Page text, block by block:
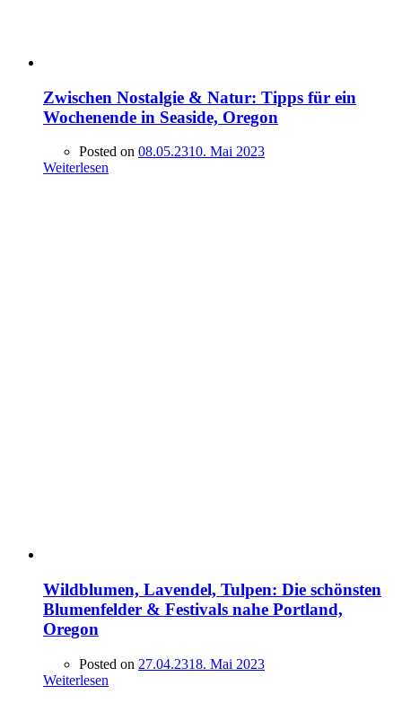
Zwischen Nostalgie & Natur: Tipps für ein
Wochenende in Seaside, Oregon
Posted on 08.05.2310. Mai 2023
Weiterlesen
Wildblumen, Lavendel, Tulpen: Die schönsten
Blumenfelder & Festivals nahe Portland,
Oregon
Posted on 27.04.2318. Mai 2023
Weiterlesen